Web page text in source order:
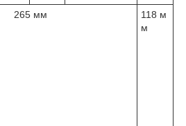
265 мм
118 м
м